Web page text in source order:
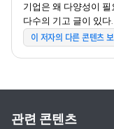
기업은 왜 다양성이
다수의 기고 글이 있
이 저자의 다른 콘텐츠
관련 콘텐츠